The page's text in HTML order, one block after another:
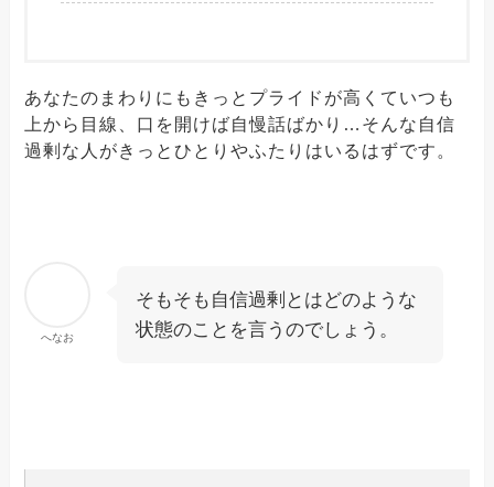
あなたのまわりにもきっとプライドが高くていつも
上から目線、口を開けば自慢話ばかり…そんな自信
過剰な人がきっとひとりやふたりはいるはずです。
へなお
そもそも自信過剰とはどのような
状態のことを言うのでしょう。